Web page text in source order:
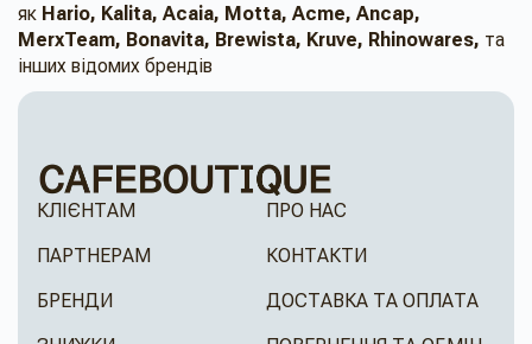
як Hario, Kalita, Acaia, Motta, Acme, Ancap,
MerxTeam, Bonavita, Brewista, Kruve, Rhinowares, та
інших відомих брендів
КЛІЄНТАМ
ПАРТНЕРАМ
БРЕНДИ
ПРО НАС
КОНТАКТИ
ДОСТАВКА ТА ОПЛАТА